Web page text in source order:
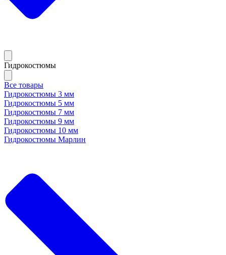
Гидрокостюмы
Все товары
Гидрокостюмы 3 мм
Гидрокостюмы 5 мм
Гидрокостюмы 7 мм
Гидрокостюмы 9 мм
Гидрокостюмы 10 мм
Гидрокостюмы Марлин